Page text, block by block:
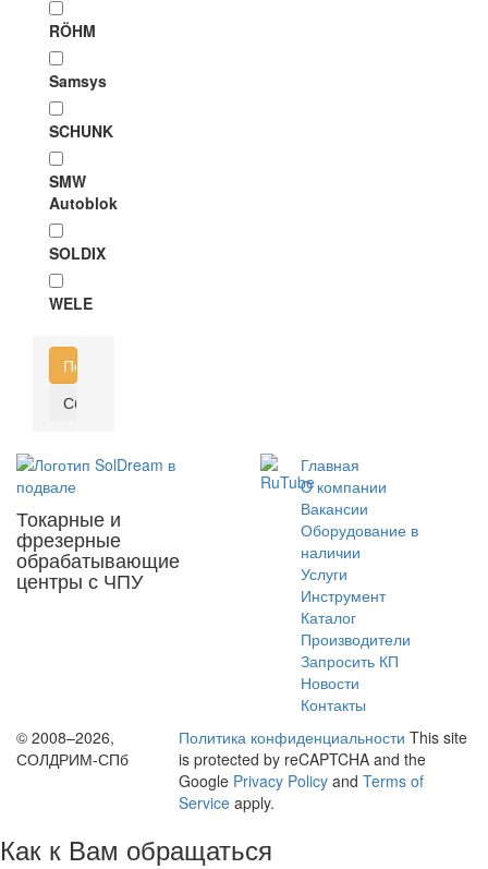
RÖHM
Samsys
SCHUNK
SMW
Autoblok
SOLDIX
WELE
Токарные и
фрезерные
обрабатывающие
центры с ЧПУ
Главная
O компании
Вакансии
Оборудование в
наличии
Услуги
Инструмент
Каталог
Производители
Запросить КП
Новости
Контакты
© 2008–2026,
СОЛДРИМ-СПб
Политика конфиденциальности This site
is protected by reCAPTCHA and the
Google Privacy Policy andTerms of
Service apply.
Как к Вам обращаться